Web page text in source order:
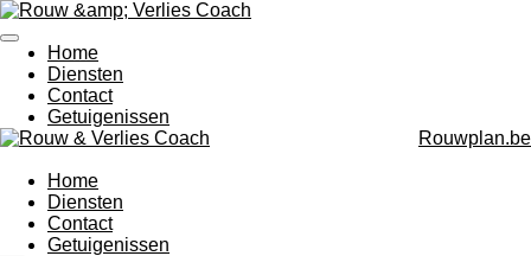
Ga
direct
naar
de
hoofdinhoud
Home
Diensten
Contact
Getuigenissen
Rouwplan.be
Home
Diensten
Contact
Getuigenissen